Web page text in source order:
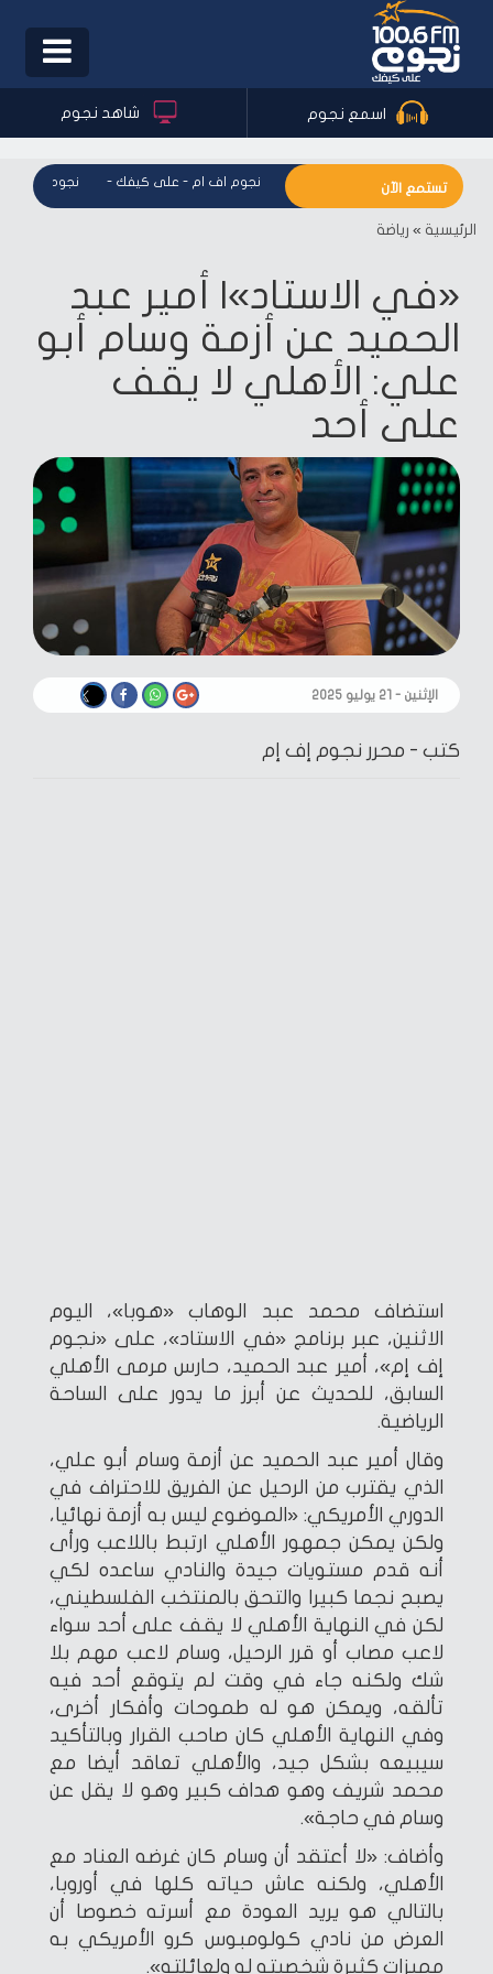
Toggle
اسمع نجوم شاهد نجوم
تستمع الآن
نجوم اف ام - على كيفك - نجوم اف ام - على كيفك نجوم اف ام -
الرئيسية » رياضة
«في الاستاد»| أمير عبد
الحميد عن أزمة وسام أبو
علي: الأهلي لا يقف
على أحد
الإثنين - ٢١ يوليو ٢٠٢٥
كتب - محرر نجوم إف إم
استضاف محمد عبد الوهاب «هوبا»، اليوم
الاثنين، عبر برنامج «في الاستاد»، على «نجوم
إف إم»، أمير عبد الحميد، حارس مرمى الأهلي
السابق، للحديث عن أبرز ما يدور على الساحة
الرياضية.
وقال أمير عبد الحميد عن أزمة وسام أبو علي،
الذي يقترب من الرحيل عن الفريق للاحتراف في
الدوري الأمريكي: «الموضوع ليس به أزمة نهائيا،
ولكن يمكن جمهور الأهلي ارتبط باللاعب ورأى
أنه قدم مستويات جيدة والنادي ساعده لكي
يصبح نجما كبيرا والتحق بالمنتخب الفلسطيني،
لكن في النهاية الأهلي لا يقف على أحد سواء
لاعب مصاب أو قرر الرحيل، وسام لاعب مهم بلا
شك ولكنه جاء في وقت لم يتوقع أحد فيه
تألقه، ويمكن هو له طموحات وأفكار أخرى،
وفي النهاية الأهلي كان صاحب القرار وبالتأكيد
سيبيعه بشكل جيد، والأهلي تعاقد أيضا مع
محمد شريف وهو هداف كبير وهو لا يقل عن
وسام في حاجة».
وأضاف: «لا أعتقد أن وسام كان غرضه العناد مع
الأهلي، ولكنه عاش حياته كلها في أوروبا،
بالتالي هو يريد العودة مع أسرته خصوصا أن
العرض من نادي كولومبوس كرو الأمريكي به
مميزات كثيرة شخصيته له ولعائلته».